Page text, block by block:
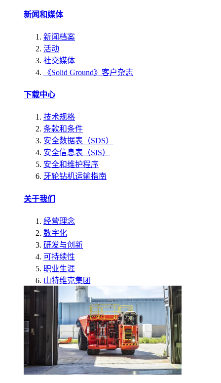
新闻和媒体
新闻档案
活动
社交媒体
《Solid Ground》客户杂志
下载中心
技术规格
条款和条件
安全数据表（SDS）
安全信息表（SIS）
安全和维护程序
牙轮钻机运输指南
关于我们
经营理念
数字化
研发与创新
可持续性
职业生涯
山特维克集团